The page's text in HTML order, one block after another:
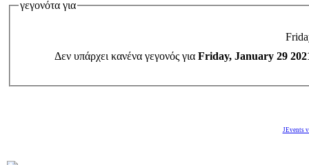
γεγονότα για
Δεν υπάρχει κανένα γεγονός για Friday, January 29
JEvents